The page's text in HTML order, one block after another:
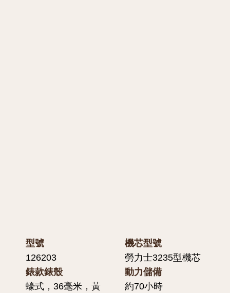
型號
126203
錶款錶殼
蠔式，36毫米，黃
機芯型號
勞力士3235型機芯
動力儲備
約70小時